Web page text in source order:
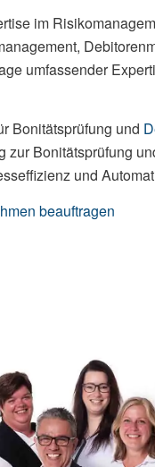
im
umfassender
Bonitätsprüfung und
zur Bonitätsprüfung
und
beauftragen